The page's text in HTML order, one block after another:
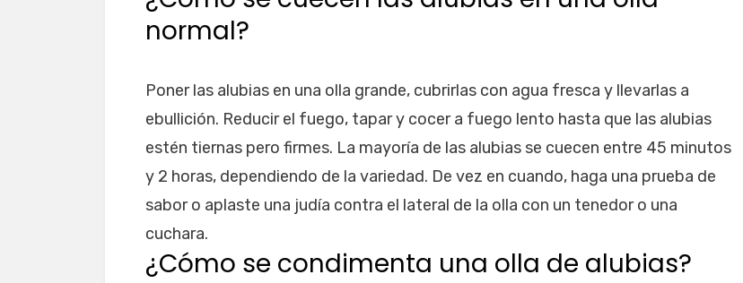
normal?
Poner las alubias en una olla grande, cubrirlas con agua fresca y llevarlas a
ebullición. Reducir el fuego, tapar y cocer a fuego lento hasta que las alubias
estén tiernas pero firmes. La mayoría de las alubias se cuecen entre 45 minutos
y 2 horas, dependiendo de la variedad. De vez en cuando, haga una prueba de
sabor o aplaste una judía contra el lateral de la olla con un tenedor o una
cuchara.
¿Cómo se condimenta una olla de alubias?